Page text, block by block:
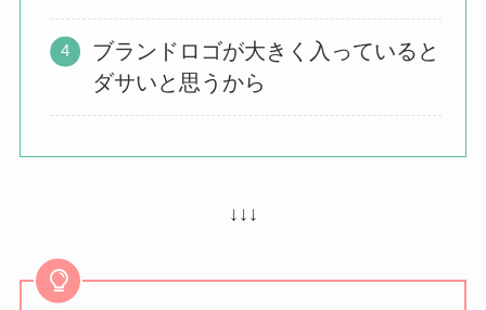
ブランドロゴが大きく入っていると
ダサいと思うから
↓↓↓